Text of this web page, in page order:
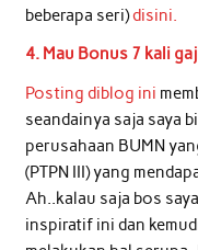
beberapa seri)disini.
4. Mau Bonus 7 kali
Posting diblog ini
seandainya saja saya
perusahaan BUMN
(PTPN III) yang
Ah..kalau saja bos
inspiratif ini dan